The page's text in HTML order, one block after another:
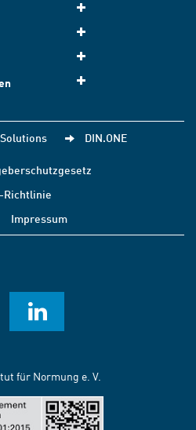
DIN.ONE
Richtlinie
Impressum
für Normung e. V.